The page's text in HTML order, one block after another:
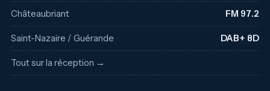
Châteaubriant FM 97.2
Saint-Nazaire / Guérande DAB+ 8D
Tout sur la réception →